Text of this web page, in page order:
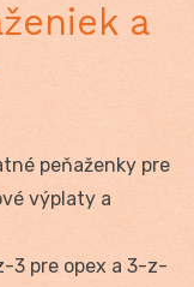
a
peňaženky pre
výplaty a
3 pre opex a 3-z-